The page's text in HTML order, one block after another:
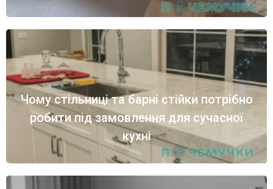
Чому стільниці та барні стійки потрібно
робити під замовлення для сучасної
кухні